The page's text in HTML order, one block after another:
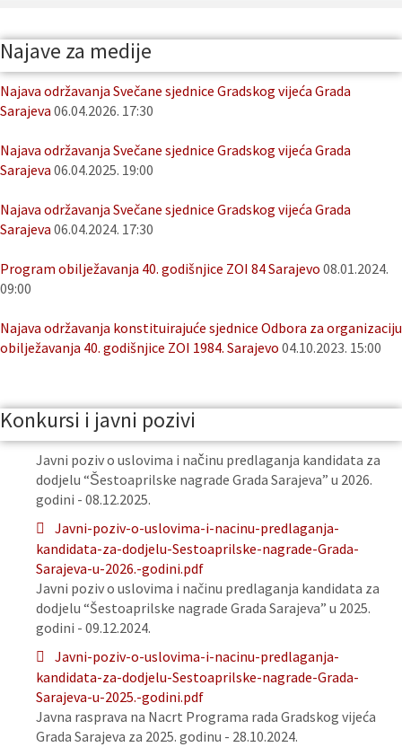
Najave za medije
Najava održavanja Svečane sjednice Gradskog vijeća Grada
Sarajeva 06.04.2026. 17:30
Najava održavanja Svečane sjednice Gradskog vijeća Grada
Sarajeva 06.04.2025. 19:00
Najava održavanja Svečane sjednice Gradskog vijeća Grada
Sarajeva 06.04.2024. 17:30
Program obilježavanja 40. godišnjice ZOI 84 Sarajevo 08.01.2024.
09:00
Najava održavanja konstituirajuće sjednice Odbora za organizaciju
obilježavanja 40. godišnjice ZOI 1984. Sarajevo 04.10.2023. 15:00
Konkursi i javni pozivi
Javni poziv o uslovima i načinu predlaganja kandidata za
dodjelu “Šestoaprilske nagrade Grada Sarajeva” u 2026.
godini - 08.12.2025.
Javni-poziv-o-uslovima-i-nacinu-predlaganja-
kandidata-za-dodjelu-Sestoaprilske-nagrade-Grada-
Sarajeva-u-2026.-godini.pdf
Javni poziv o uslovima i načinu predlaganja kandidata za
dodjelu “Šestoaprilske nagrade Grada Sarajeva” u 2025.
godini - 09.12.2024.
Javni-poziv-o-uslovima-i-nacinu-predlaganja-
kandidata-za-dodjelu-Sestoaprilske-nagrade-Grada-
Sarajeva-u-2025.-godini.pdf
Javna rasprava na Nacrt Programa rada Gradskog vijeća
Grada Sarajeva za 2025. godinu - 28.10.2024.